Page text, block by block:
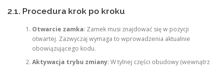
2.1. Procedura krok po kroku
Otwarcie zamka: Zamek musi znajdować się w pozycji
otwartej. Zazwyczaj wymaga to wprowadzenia aktualnie
obowiązującego kodu.
Aktywacja trybu zmiany: W tylnej części obudowy (wewnątrz